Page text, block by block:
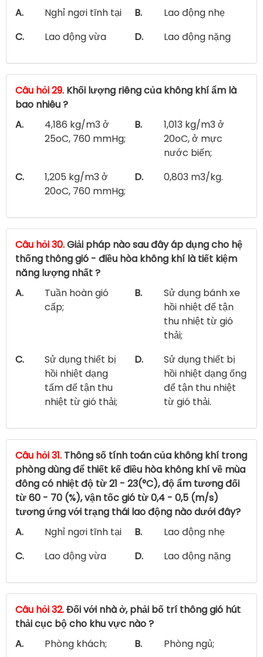
A.
Nghỉ ngơi tĩnh tại B.
Lao động nhẹ
C.
Lao động vừa D. Lao động nặng
Câu hỏi 29. Khối lượng riêng của không khí ẩm là
bao nhiêu ?
A.
4,186 kg/m3 ở
25oC, 760 mmHg;
B.
1,013 kg/m3 ở
20oC, ở mực
nước biến;
C.
1,205 kg/m3 ở
20oC, 760 mmHg;
D. 0,803 m3/kg.
Câu hỏi 30.Giải pháp nào sau đây áp dụng cho hệ
thống thông gió - điều hòa không khí là tiết kiệm
năng lượng nhất ?
A.
Tuần hoàn gió
cấp;
B.
Sử dụng bánh xe
hồi nhiệt để tận
thu nhiệt từ gió
thải;
C.
Sử dụng thiết bị
hồi nhiệt dạng
tấm để tận thu
nhiệt từ gió thải;
D.
Sử dụng thiết bị
hồi nhiệt dạng ống
để tận thu nhiệt
từ gió thải.
Câu hỏi 31. Thông số tính toán của không khí trong
phòng dùng để thiết kế điều hòa không khí về mùa
đông có nhiệt độ từ 21 - 23(°C), độ ẩm tương đối
từ 60 - 70 (%), vận tốc gió từ 0,4 - 0,5 (m/s)
tương ứng với trạng thái lao động nào dưới đây?
A.
Nghỉ ngơi tĩnh tại B.
Lao động nhẹ
C.
Lao động vừa D. Lao động nặng
Câu hỏi 32.Đối với nhà ở, phải bố trí thông gió hút
thải cục bộ cho khu vực nào ?
A.
Phòng khách; B.
Phòng ngủ;